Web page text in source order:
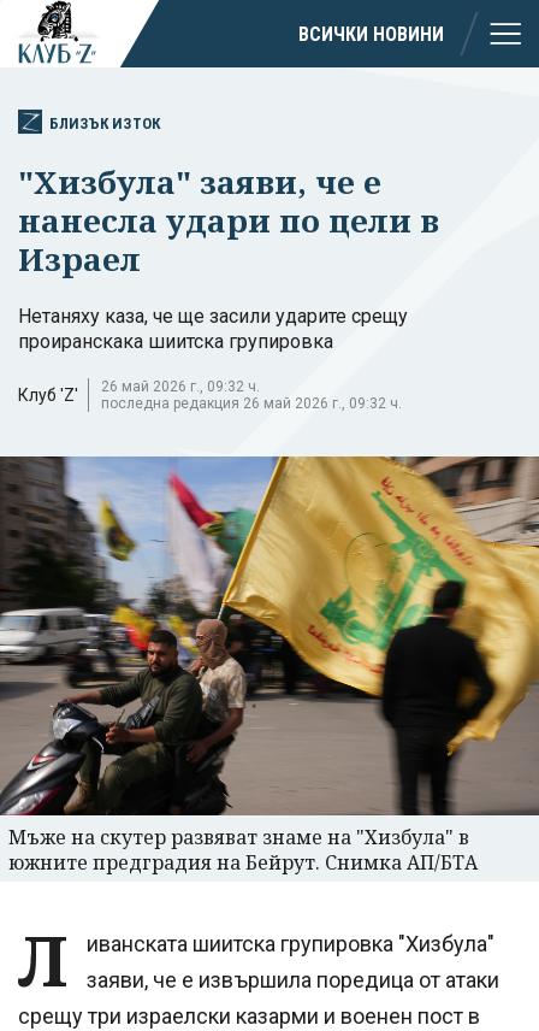
ВСИЧКИ НОВИНИ
БЛИЗЪК ИЗТОК
"Хизбула" заяви, че е
нанесла удари по цели в
Израел
Нетаняху каза, че ще засили ударите срещу
проиранскака шиитска групировка
Клуб 'Z'
26 май 2026 г., 09:32 ч.
последна редакция 26 май 2026 г., 09:32 ч.
Мъже на скутер развяват знаме на "Хизбула" в
южните предградия на Бейрут. Снимка АП/БТА
Л
иванската шиитска групировка "Хизбула"
заяви, че е извършила поредица от атаки
срещу три израелски казарми и военен пост в